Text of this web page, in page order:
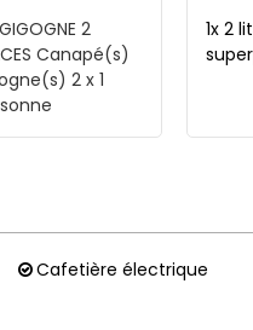
2
Canapé(s)
2 x 1
1x 2
Cafetière électrique